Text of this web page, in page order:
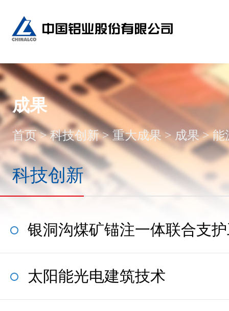
成果
首页>科技创新>重大成果 > 成果>能
科技创新
银洞沟煤矿锚注一体联合支
太阳能光电建筑技术